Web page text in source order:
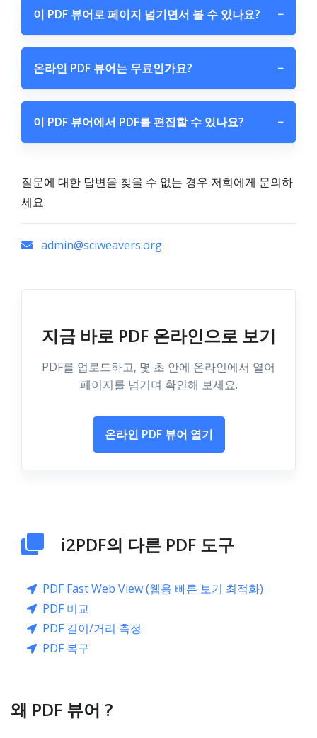
이 PDF 뷰어로 페이지 넘기면서 볼 수 있나요? −
온라인 PDF 뷰어는 무료인가요? −
이 PDF 뷰어에서 PDF를 편집할 수 있나요? −
질문에 대한 답변을 찾을 수 없는 경우 저희에게 문의하
세요.
admin@sciweavers.org
지금 바로 PDF 온라인으로 보기
PDF를 업로드하고, 몇 초 안에 온라인에서 열어
페이지를 넘기며 확인해 보세요.
온라인 PDF 뷰어 열기
i2PDF의 다른 PDF 도구
PDF Fast Web View (웹용 빠른 보기 최적화)
PDF 비교
PDF 길이/거리 측정
PDF 복구
왜 PDF 뷰어 ?